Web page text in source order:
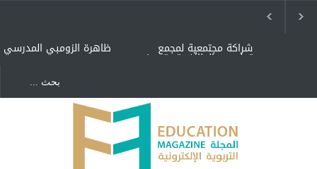
ظاهرة الزومبي المدرسي شراكة مجتمعية لمجمع
تعليمي بالطائف تستهدف
"كنت أنضرب ومافيني إلا
العافية" هل هذا مبرر
لاستمرار أسلوب التربية
المتوارث؟
لماذا تعد برامج توعية الأطفال
بخصوصية الجسد وقاية لا
فضول؟